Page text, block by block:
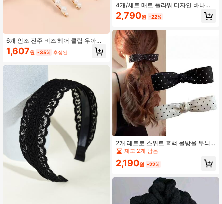
6개 인조 진주 비즈 헤어 클립 우아한
클로 클립 헤어 클로 헤어 바레트, 학
용품, 진주 헤어 액세서리, 머리 액세
1,607원 -35% 추정된
4개/세트 매트 플라워 디자인 바나나
헤어 클립 헤어 액세서리 클로 클립 헤
어 클로 헤어 바레트, 학교 용품, 휴가
름, 휴일, 여행
2,790원 -22%
2개 레트로 스위트 흑백 물방울 무늬
리본 바나나 헤어 클립, 여성, 축제, 파
재고 2개 남음
2,190원 -22%